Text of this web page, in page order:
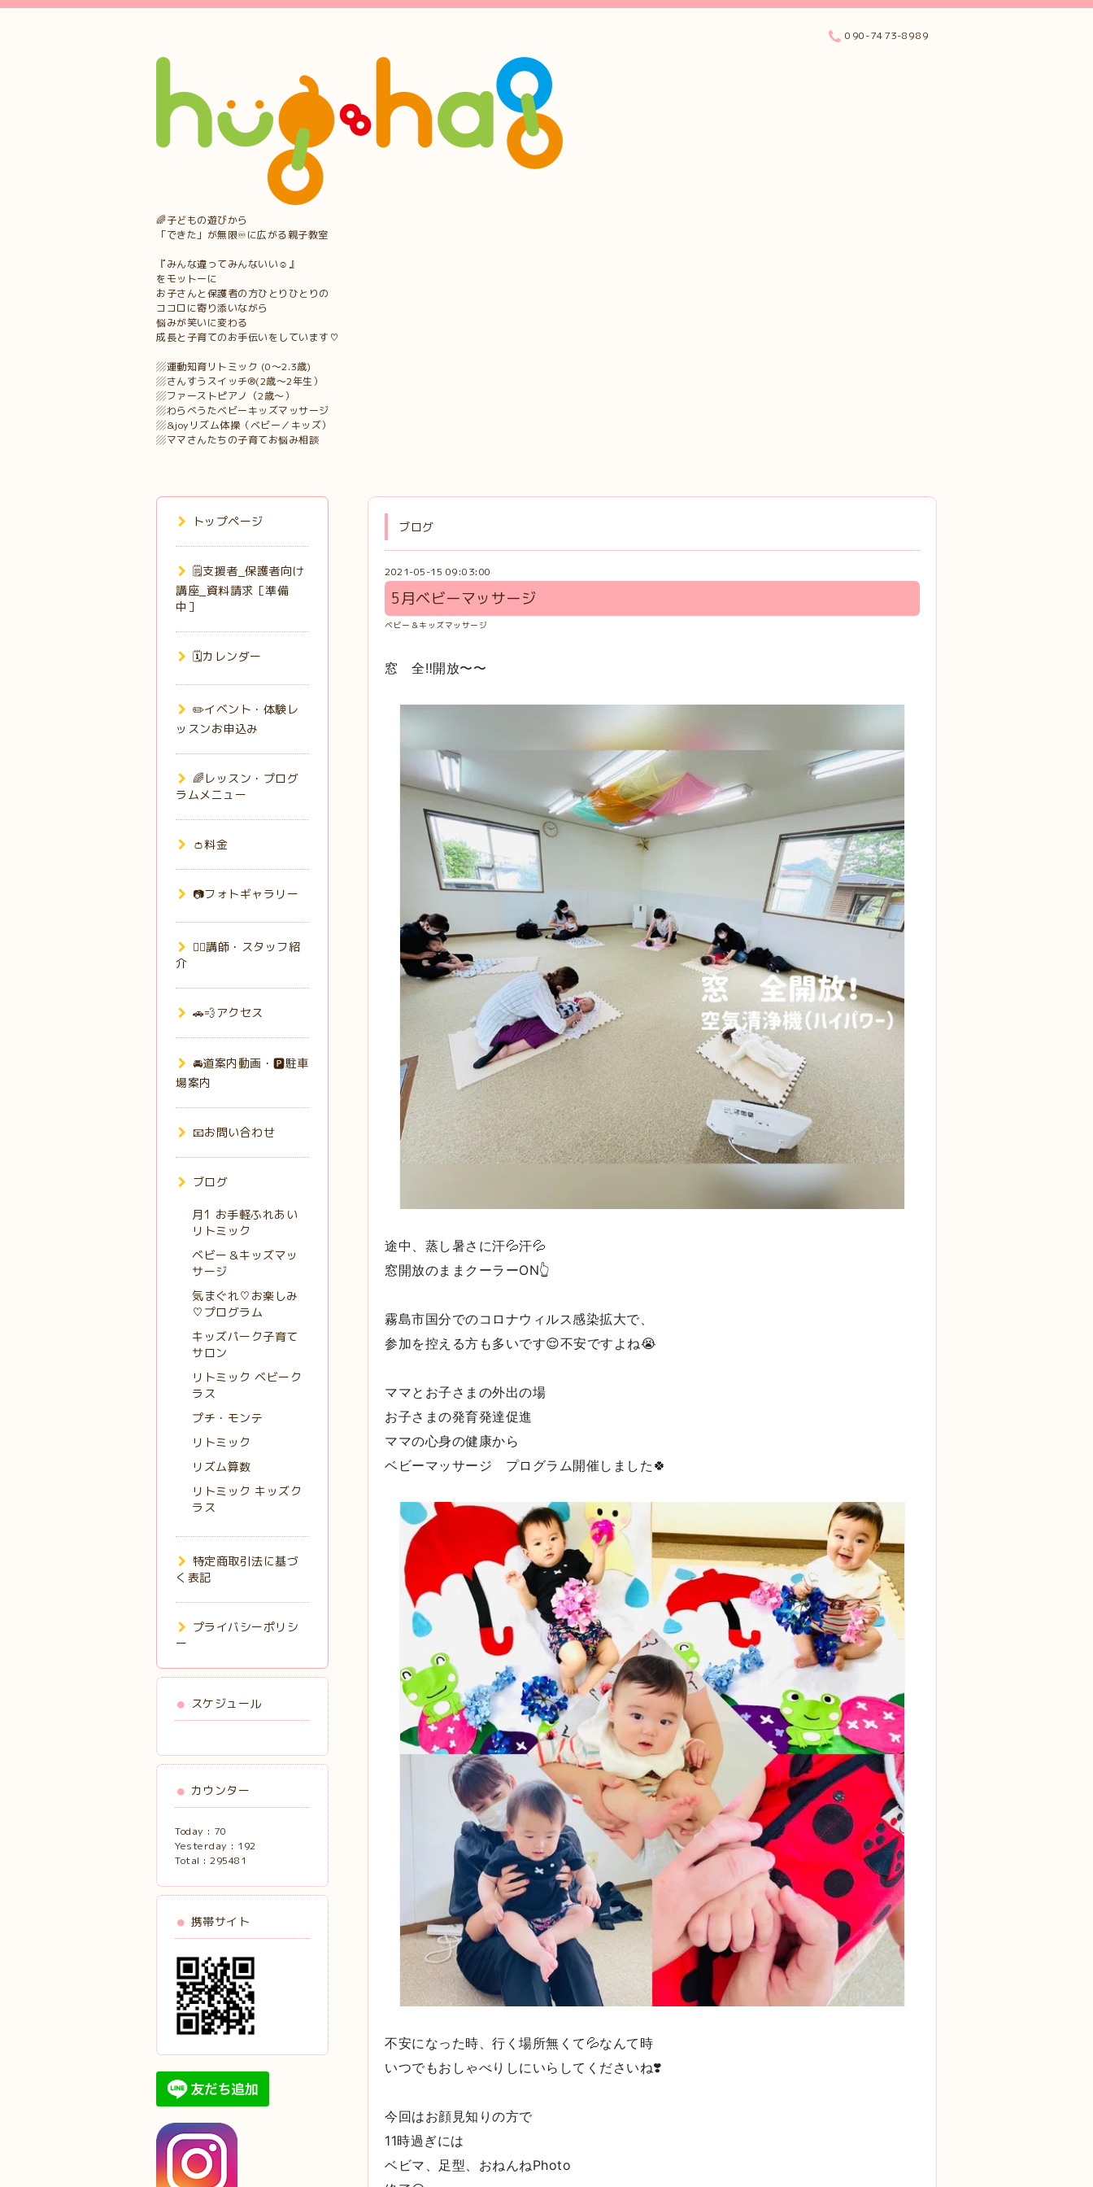
🌈子どもの遊びから
「できた」が無限♾に広がる親子教室
『みんな違ってみんないい☺︎』
をモットーに
お子さんと保護者の方ひとりひとりの
ココロに寄り添いながら
悩みが笑いに変わる
成長と子育てのお手伝いをしています♡
▨運動知育リトミック (0〜2.3歳)
▨さんすうスイッチ®︎(2歳〜2年生）
▨ファーストピアノ（2歳〜）
▨わらべうたベビーキッズマッサージ
▨&joyリズム体操（ベビー／キッズ）
▨ママさんたちの子育てお悩み相談
090-7473-8989
ブログ
2021-05-15 09:03:00
5月ベビーマッサージ
ベビー＆キッズマッサージ
窓 全‼️開放〜〜
途中、蒸し暑さに汗💦汗💦
窓開放のままクーラーON👆
霧島市国分でのコロナウィルス感染拡大で、
参加を控える方も多いです😌不安ですよね😭
ママとお子さまの外出の場
お子さまの発育発達促進
ママの心身の健康から
ベビーマッサージ プログラム開催しました🍀
不安になった時、行く場所無くて💦なんて時
いつでもおしゃべりしにいらしてくださいね❣️
今回はお顔見知りの方で
11時過ぎには
ベビマ、足型、おねんねPhoto
トップページ
🗒️支援者_保護者向け
講座_資料請求［準備
中］
🗓️カレンダー
✏️イベント・体験レ
ッスンお申込み
🌈レッスン・プログ
ラムメニュー
👛料金
📷フォトギャラリー
🙋‍♀️講師・スタッフ紹
介
🚗💨アクセス
🚘道案内動画・🅿️駐車
場案内
📧お問い合わせ
ブログ
月1 お手軽ふれあい
リトミック
ベビー＆キッズマッ
サージ
気まぐれ♡お楽しみ
♡プログラム
キッズパーク子育て
サロン
リトミック ベビーク
ラス
プチ・モンテ
リトミック
リズム算数
リトミック キッズク
ラス
特定商取引法に基づ
く表記
プライバシーポリシ
ー
スケジュール
カウンター
Today : 70
Yesterday : 192
Total : 295481
携帯サイト